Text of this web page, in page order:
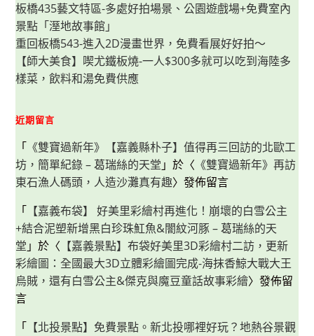
板橋435藝文特區-多處好拍場景、公園遊戲場+免費室內
景點「溼地故事館」
重回板橋543-進入2D漫畫世界，免費看展好好拍～
【師大美食】喫尤鐵板燒-一人$300多就可以吃到海陸多
樣菜，飲料和湯免費供應
近期留言
「 《雙寶過新年》【嘉義縣朴子】值得再三回訪的北歐工
坊，簡單紀錄 – 葛瑞絲的天堂 」於〈 《雙寶過新年》再訪
東石漁人碼頭，人造沙灘真有趣〉發佈留言
「 【嘉義布袋】 好美里彩繪村再進化！崩壞的白雪公主
+結合泥塑新增黑白珍珠魟魚&闇紋河豚 – 葛瑞絲的天
堂 」於〈 【嘉義景點】布袋好美里3D彩繪村二訪，更新
彩繪圖：全國最大3D立體彩繪圖完成-海抹香鯨大戰大王
烏賊，還有白雪公主&傑克與魔豆童話故事彩繪〉發佈留
言
「 【北投景點】免費景點。新北投哪裡好玩？地熱谷景觀